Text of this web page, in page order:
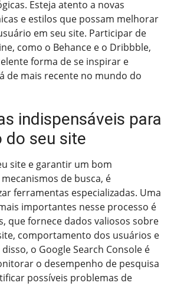
Esteja atento a novas
e estilos que possam melhorar
em seu site. Participar de
como o Behance e o Dribbble,
forma de se inspirar e
de mais recente no mundo do
indispensáveis para
do seu site
site e garantir um bom
de busca, é
ferramentas especializadas. Uma
importantes nesse processo é
que fornece dados valiosos sobre
comportamento dos usuários e
o Google Search Console é
o desempenho de pesquisa
possíveis problemas de